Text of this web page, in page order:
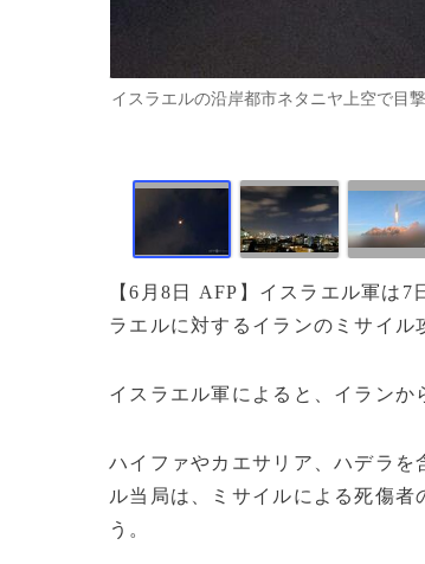
イスラエルの沿岸都市ネタニヤ上空で目
【6月8日 AFP】イスラエル軍は
ラエルに対するイランのミサイル
イスラエル軍によると、イランか
ハイファやカエサリア、ハデラ
ル当局は、ミサイルによる死傷
う。